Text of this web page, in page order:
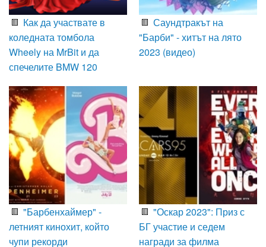
Как да участвате в
коледната томбола
Wheely на MrBit и да
спечелите BMW 120
Саундтракът на
"Барби" - хитът на лято
2023 (видео)
"Барбенхаймер" -
летният кинохит, който
чупи рекорди
"Оскар 2023": Приз с
БГ участие и седем
награди за филма